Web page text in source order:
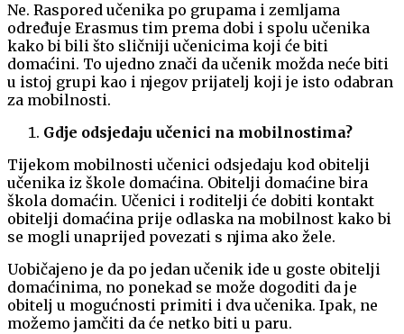
Ne. Raspored učenika po grupama i zemljama
određuje Erasmus tim prema dobi i spolu učenika
kako bi bili što sličniji učenicima koji će biti
domaćini. To ujedno znači da učenik možda neće biti
u istoj grupi kao i njegov prijatelj koji je isto odabran
za mobilnosti.
Gdje odsjedaju učenici na mobilnostima?
Tijekom mobilnosti učenici odsjedaju kod obitelji
učenika iz škole domaćina. Obitelji domaćine bira
škola domaćin. Učenici i roditelji će dobiti kontakt
obitelji domaćina prije odlaska na mobilnost kako bi
se mogli unaprijed povezati s njima ako žele.
Uobičajeno je da po jedan učenik ide u goste obitelji
domaćinima, no ponekad se može dogoditi da je
obitelj u mogućnosti primiti i dva učenika. Ipak, ne
možemo jamčiti da će netko biti u paru.